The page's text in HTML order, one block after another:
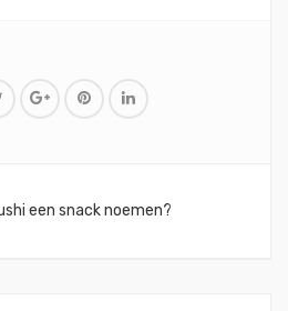
een snack noemen?